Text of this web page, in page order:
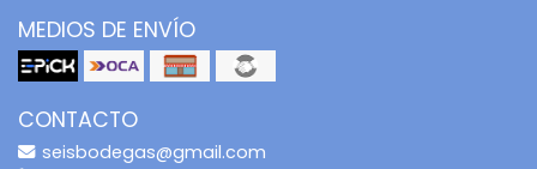
MEDIOS DE ENVÍO
CONTACTO
seisbodegas@gmail.com